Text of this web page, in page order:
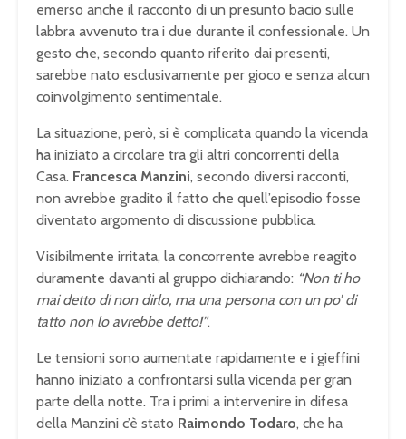
emerso anche il racconto di un presunto bacio sulle
labbra avvenuto tra i due durante il confessionale. Un
gesto che, secondo quanto riferito dai presenti,
sarebbe nato esclusivamente per gioco e senza alcun
coinvolgimento sentimentale.
La situazione, però, si è complicata quando la vicenda
ha iniziato a circolare tra gli altri concorrenti della
Casa. Francesca Manzini, secondo diversi racconti,
non avrebbe gradito il fatto che quell’episodio fosse
diventato argomento di discussione pubblica.
Visibilmente irritata, la concorrente avrebbe reagito
duramente davanti al gruppo dichiarando: “Non ti ho
mai detto di non dirlo, ma una persona con un po’ di
tatto non lo avrebbe detto!”.
Le tensioni sono aumentate rapidamente e i gieffini
hanno iniziato a confrontarsi sulla vicenda per gran
parte della notte. Tra i primi a intervenire in difesa
della Manzini c’è stato Raimondo Todaro, che ha